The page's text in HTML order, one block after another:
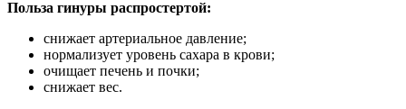
Польза гинуры распростертой:
снижает артериальное давление;
нормализует уровень сахара в крови;
очищает печень и почки;
снижает вес.